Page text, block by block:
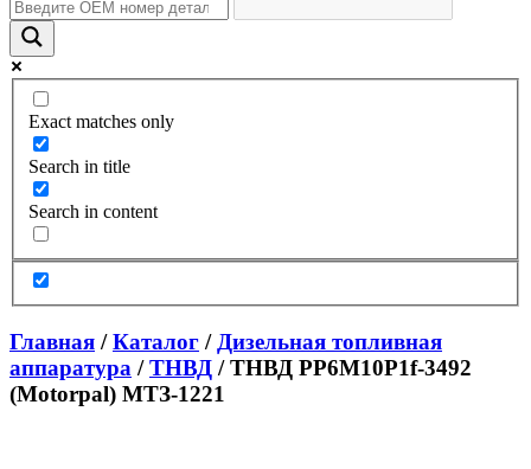
Exact matches only
Search in title
Search in content
Главная /Каталог / Дизельная топливная
аппаратура /ТНВД / ТНВД PP6M10P1f-3492
(Motorpal) МТЗ-1221